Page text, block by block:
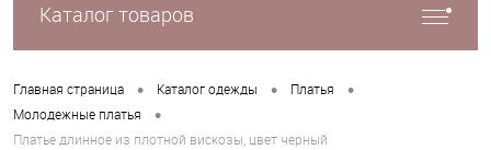
Каталог товаров
Главная страница • Каталог одежды • Платья •
Молодежные платья •
Платье длинное из плотной вискозы, цвет черный